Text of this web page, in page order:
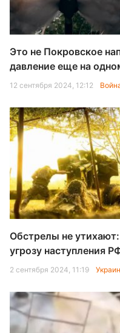
Это не Покровское
давление еще на
12 сентября 2024, 12:12
Обстрелы не
угрозу наступления
2 сентября 2024, 11:19